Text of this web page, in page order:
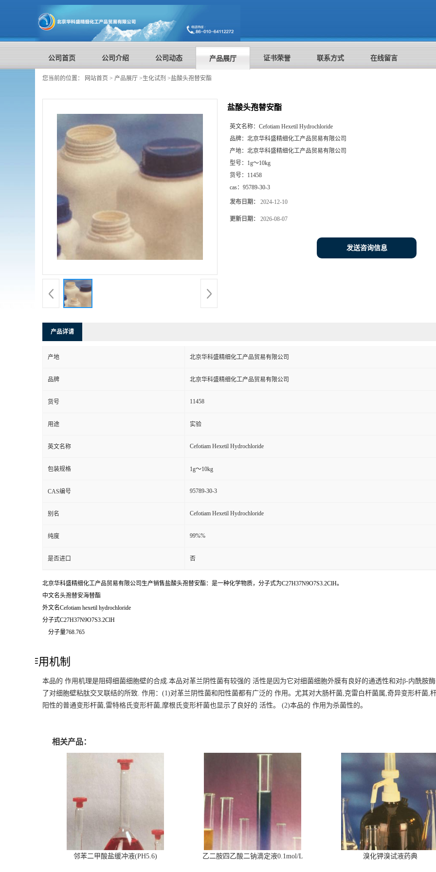
公司首页 公司介绍 公司动态 产品展厅 证书荣誉 联系方式 在线留言
您当前的位置： 网站首页 > 产品展厅 >生化试剂 >盐酸头孢替安酯
盐酸头孢替安酯
英文名称： Cefotiam Hexetil Hydrochloride
品牌： 北京华科盛精细化工产品贸易有限公司
产地： 北京华科盛精细化工产品贸易有限公司
型号： 1g～10kg
货号： 11458
cas： 95789-30-3
发布日期： 2024-12-10
更新日期： 2026-08-07
发送咨询信息
产品详请
产地 北京华科盛精细化工产品贸易有限公司
品牌 北京华科盛精细化工产品贸易有限公司
货号 11458
用途 实验
英文名称 Cefotiam Hexetil Hydrochloride
包装规格 1g～10kg
CAS编号 95789-30-3
别名 Cefotiam Hexetil Hydrochloride
纯度 99%%
是否进口 否
北京华科盛精细化工产品贸易有限公司生产销售盐酸头孢替安酯：是一种化学物质，分子式为C27H37N9O7S3.2ClH。
中文名头孢替安海替酯
外文名Cefotiam hexetil hydrochloride
分子式C27H37N9O7S3.2ClH
分子量768.765
作用机制
本品的 作用机理是阻碍细菌细胞壁的合成.本品对革兰阴性菌有较强的 活性是因为它对细菌细胞外膜有良好的通透性和对β-内酰胺酶
了对细胞壁粘肽交叉联结的所致. 作用：(1)对革兰阴性菌和阳性菌都有广泛的 作用。尤其对大肠杆菌,克雷白杆菌属,奇异变形杆菌,
阳性的普通变形杆菌,雷特格氏变形杆菌,摩根氏变形杆菌也显示了良好的 活性。 (2)本品的 作用为杀菌性的。
相关产品：
邻苯二甲酸盐缓冲液(PH5.6) 乙二胺四乙酸二钠滴定液0.1mol/L 溴化钾溴试液药典